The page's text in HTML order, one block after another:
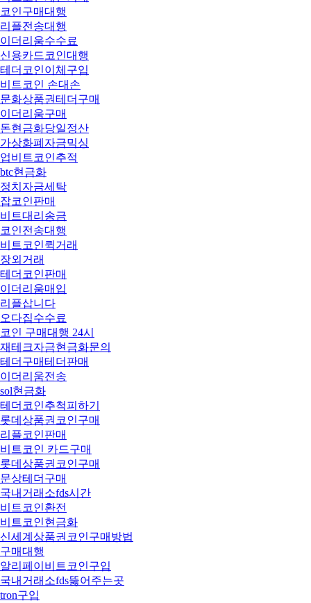
코인구매대행
리플전송대행
이더리움수수료
신용카드코인대행
테더코인이체구입
비트코인 손대손
문화상품권테더구매
이더리움구매
돈현금화당일정산
가상화폐자금믹싱
업비트코인추적
btc현금화
정치자금세탁
잡코인판매
비트대리송금
코인전송대행
비트코인퀵거래
장외거래
테더코인판매
이더리움매입
리플삽니다
오다집수수료
코인 구매대행 24시
재테크자금현금화문의
테더구매테더판매
이더리움전송
sol현금화
테더코인추척피하기
롯데상품권코인구매
리플코인판매
비트코인 카드구매
롯데상품권코인구매
문상테더구매
국내거래소fds시간
비트코인환전
비트코인현금화
신세계상품권코인구매방법
구매대행
알리페이비트코인구입
국내거래소fds뚫어주는곳
tron구입